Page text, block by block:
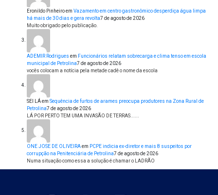
Eronildo Pinheiroem Vazamento em centro gastronômico desperdiça água limpa
há mais de 30 dias e gera revolta7 de agosto de 2026
Muito obrigado pelo publicação.
ADEMIR Rodrigues em Funcionários relatam sobrecarga e clima tenso em escola
municipal de Petrolina7 de agosto de 2026
vocês colocam a notícia pela metade cadê o nome da escola
SEI LÁem Sequência de furtos de arames preocupa produtores na Zona Rural de
Petrolina7 de agosto de 2026
LÁ POR PERTO TEM UMA INVASÃO DE TERRAS......
ONE JOSE DE OLIVEIRAem PCPE indicia ex-diretor e mais 8 suspeitos por
corrupção na Penitenciária de Petrolina7 de agosto de 2026
Numa situação como essa a solução é chamar o LADRÃO